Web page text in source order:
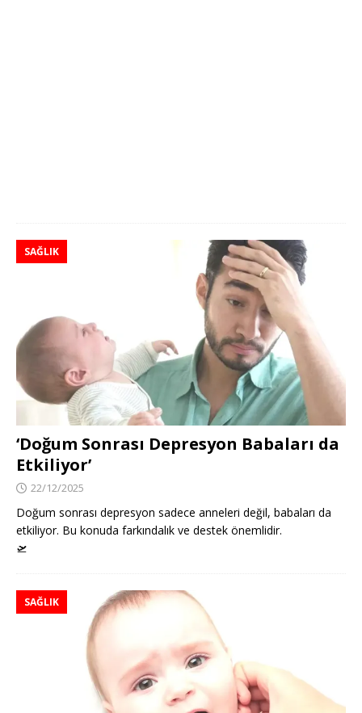
SAĞLIK
‘Doğum Sonrası Depresyon Babaları da
Etkiliyor’
22/12/2025
Doğum sonrası depresyon sadece anneleri değil, babaları da
etkiliyor. Bu konuda farkındalık ve destek önemlidir.
🛫
SAĞLIK